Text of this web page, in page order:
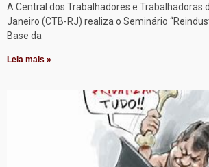
A Central dos Trabalhadores e Trabalhadoras
Janeiro (CTB-RJ) realiza o Seminário
Base da
Leia mais »